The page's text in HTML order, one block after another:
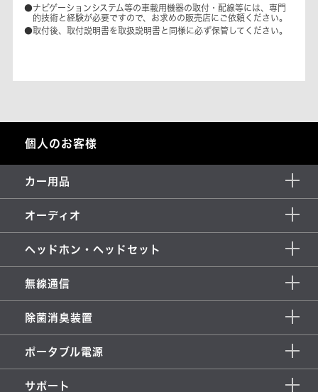
●ナビゲーションシステム等の車載用機器の取付・配線等には、専門
的技術と経験が必要ですので、お求めの販売店にご依頼ください。
●取付後、取付説明書を取扱説明書と同様に必ず保管してください。
個人のお客様
カー用品
オーディオ
ヘッドホン・ヘッドセット
無線通信
除菌消臭装置
ポータブル電源
サポート